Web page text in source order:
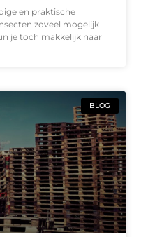
en praktische
zoveel mogelijk
je toch makkelijk naar
BLOG